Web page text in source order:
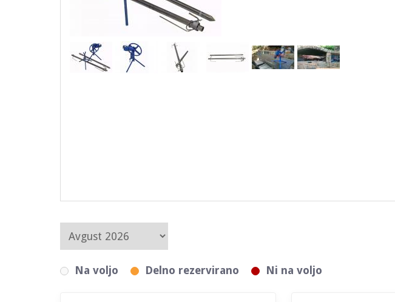
Na voljo Delno rezervirano Ni na voljo